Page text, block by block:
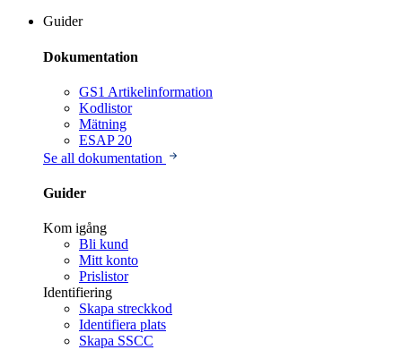
Guider
Dokumentation
GS1 Artikelinformation
Kodlistor
Mätning
ESAP 20
Se all dokumentation
Guider
Kom igång
Bli kund
Mitt konto
Prislistor
Identifiering
Skapa streckkod
Identifiera plats
Skapa SSCC